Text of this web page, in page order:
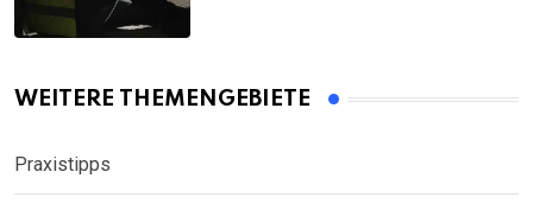
WEITERE THEMENGEBIETE
Praxistipps